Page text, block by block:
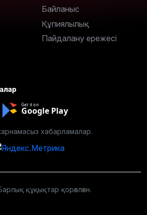
Байланыс
Құпиялылық
Пайдалану ережесі
Get it on
Google Play
хабарламалар.
құқықтар қорғалған.